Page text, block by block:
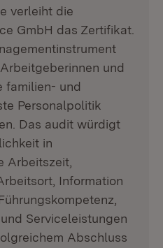
Fenster)
verleiht die
GmbH das Zertifikat.
und
familien- und
Personalpolitik
Das audit würdigt
in
Arbeitszeit,
Information
Serviceleistungen
Abschluss